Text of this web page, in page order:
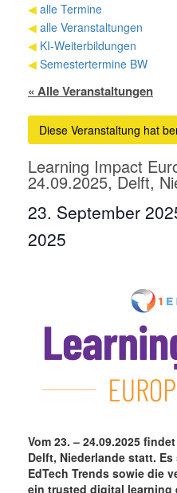
◀ alle Termine
◀ alle Veranstaltungen
◀ KI-Weiterbildungen
◀ Semestertermine BW
« Alle Veranstaltungen
Diese Veranstaltung hat
Learning Impact
24.09.2025, Delft,
23. September
2025
Vom 23. – 24.09.2025
Delft, Niederlande statt.
EdTech Trends sowie die
ein trusted digital learning